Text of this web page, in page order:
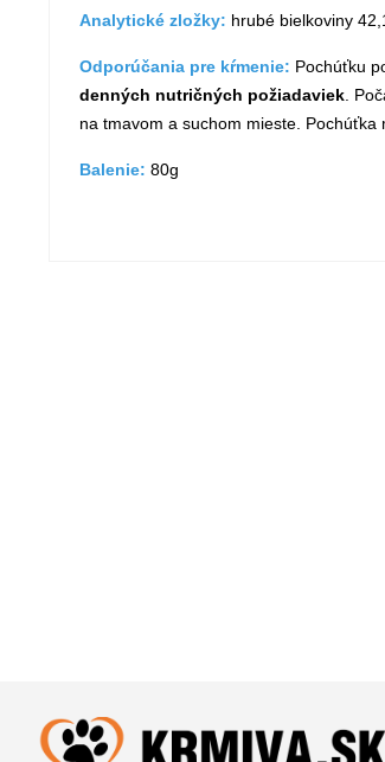
Analytické zložky: hrubé bielkoviny
Odporúčania pre kŕmenie: Pochúťku
denných nutričných požiadaviek .
na tmavom a suchom mieste.
Balenie: 80g